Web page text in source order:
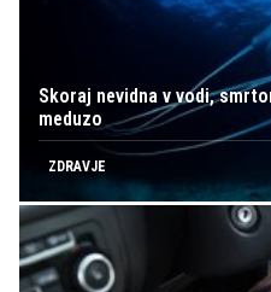
Skoraj nevidna v vodi,
meduzo
ZDRAVJE